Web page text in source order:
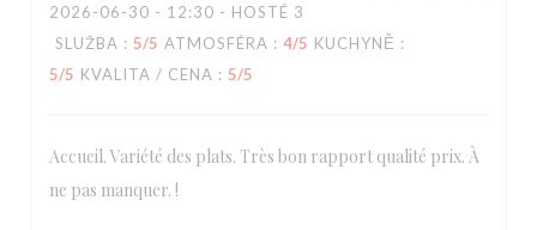
2026-06-30 - 12:30 - HOSTÉ 3
SLUŽBA : 5/5 ATMOSFÉRA : 4/5 KUCHYNĚ :
5/5 KVALITA / CENA : 5/5
Accueil. Variété des plats. Très bon rapport qualité prix. À
ne pas manquer. !